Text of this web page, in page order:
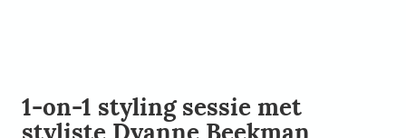
1-on-1 styling sessie met